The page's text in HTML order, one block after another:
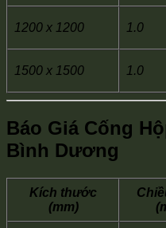
1200 x 1200 1.0
1500 x 1500 1.0
Báo Giá Cống
Bình Dương
Kích thước
(mm)